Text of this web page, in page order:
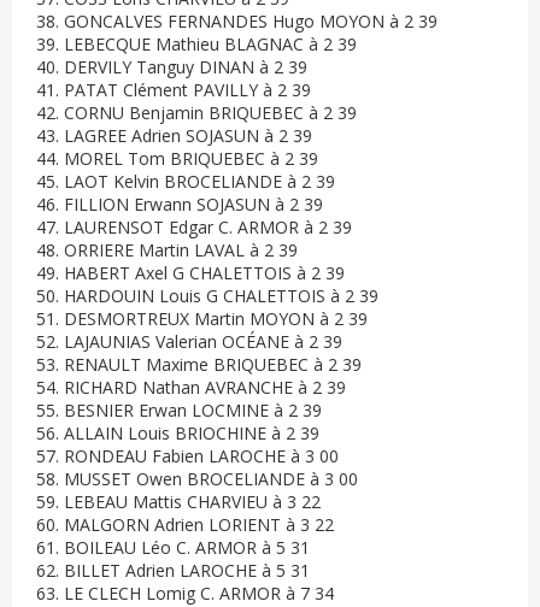
38. GONCALVES FERNANDES Hugo MOYON à 2 39
39. LEBECQUE Mathieu BLAGNAC à 2 39
40. DERVILY Tanguy DINAN à 2 39
41. PATAT Clément PAVILLY à 2 39
42. CORNU Benjamin BRIQUEBEC à 2 39
43. LAGREE Adrien SOJASUN à 2 39
44. MOREL Tom BRIQUEBEC à 2 39
45. LAOT Kelvin BROCELIANDE à 2 39
46. FILLION Erwann SOJASUN à 2 39
47. LAURENSOT Edgar C. ARMOR à 2 39
48. ORRIERE Martin LAVAL à 2 39
49. HABERT Axel G CHALETTOIS à 2 39
50. HARDOUIN Louis G CHALETTOIS à 2 39
51. DESMORTREUX Martin MOYON à 2 39
52. LAJAUNIAS Valerian OCÉANE à 2 39
53. RENAULT Maxime BRIQUEBEC à 2 39
54. RICHARD Nathan AVRANCHE à 2 39
55. BESNIER Erwan LOCMINE à 2 39
56. ALLAIN Louis BRIOCHINE à 2 39
57. RONDEAU Fabien LAROCHE à 3 00
58. MUSSET Owen BROCELIANDE à 3 00
59. LEBEAU Mattis CHARVIEU à 3 22
60. MALGORN Adrien LORIENT à 3 22
61. BOILEAU Léo C. ARMOR à 5 31
62. BILLET Adrien LAROCHE à 5 31
63. LE CLECH Lomig C. ARMOR à 7 34